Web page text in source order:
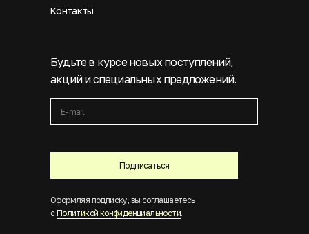
Подписаться
Будьте в курсе новых поступлений,
акций и специальных предложений.
Оформляя подписку, вы соглашаетесь
с Политикой конфиденциальности.
Контакты